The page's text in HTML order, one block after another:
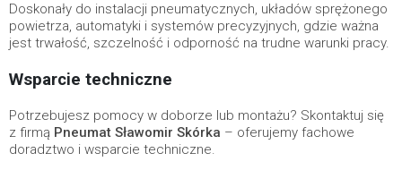
Doskonały do instalacji pneumatycznych, układów sprężonego
powietrza, automatyki i systemów precyzyjnych, gdzie ważna
jest trwałość, szczelność i odporność na trudne warunki pracy.
Wsparcie techniczne
Potrzebujesz pomocy w doborze lub montażu? Skontaktuj się
z firmą Pneumat Sławomir Skórka – oferujemy fachowe
doradztwo i wsparcie techniczne.